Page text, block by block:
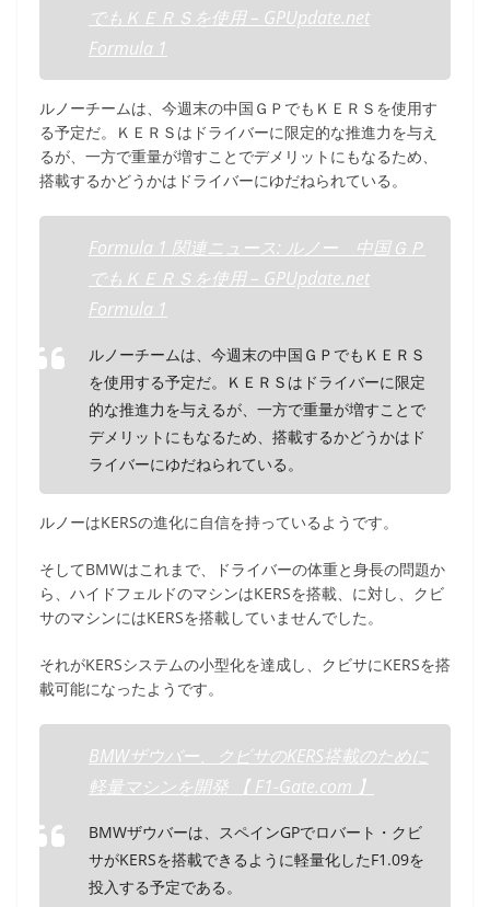
でもＫＥＲＳを使用 – GPUpdate.net
Formula 1
ルノーチームは、今週末の中国ＧＰでもＫＥＲＳを使用す
る予定だ。ＫＥＲＳはドライバーに限定的な推進力を与え
るが、一方で重量が増すことでデメリットにもなるため、
搭載するかどうかはドライバーにゆだねられている。
Formula 1 関連ニュース: ルノー 中国ＧＰ
でもＫＥＲＳを使用 – GPUpdate.net
Formula 1
ルノーチームは、今週末の中国ＧＰでもＫＥＲＳ
を使用する予定だ。ＫＥＲＳはドライバーに限定
的な推進力を与えるが、一方で重量が増すことで
デメリットにもなるため、搭載するかどうかはド
ライバーにゆだねられている。
ルノーはKERSの進化に自信を持っているようです。
そしてBMWはこれまで、ドライバーの体重と身長の問題か
ら、ハイドフェルドのマシンはKERSを搭載、に対し、クビ
サのマシンにはKERSを搭載していませんでした。
それがKERSシステムの小型化を達成し、クビサにKERSを搭
載可能になったようです。
BMWザウバー、クビサのKERS搭載のために
軽量マシンを開発 【 F1-Gate.com 】
BMWザウバーは、スペインGPでロバート・クビ
サがKERSを搭載できるように軽量化したF1.09を
投入する予定である。